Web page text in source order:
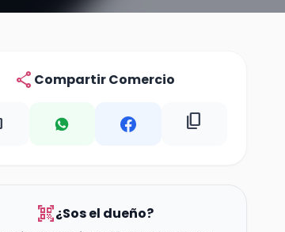
share Compartir Comercio
content_copy
qr_code_scanner¿Sos el dueño?